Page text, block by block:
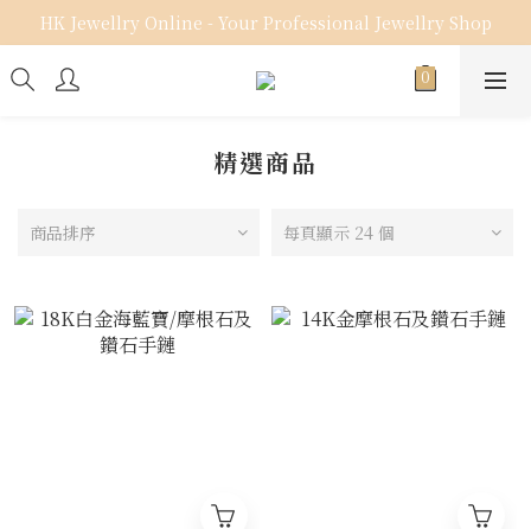
HK Jewellry Online - Your Professional Jewellry Shop
精選商品
商品排序 每頁顯示 24 個